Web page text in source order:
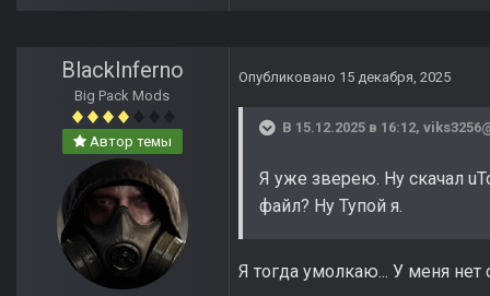
BlackInferno
Big Pack Mods
Автор темы
Опубликовано 15 декабря, 2025
В 15.12.2025 в 16:12,
Я уже зверею. Ну скачал
файл? Ну Тупой я.
Я тогда умолкаю... У меня нет